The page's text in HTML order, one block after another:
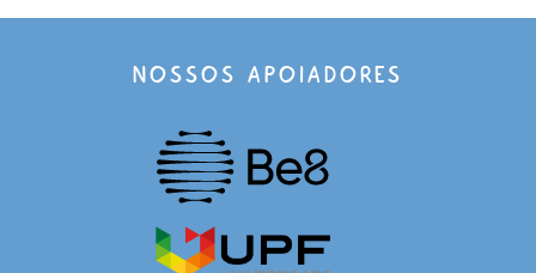
NOSSOS APOIADORES